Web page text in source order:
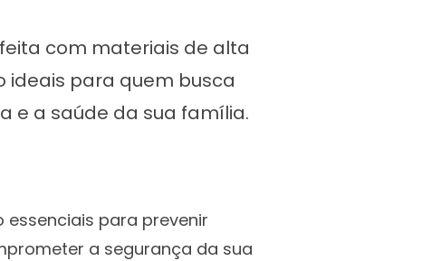
com materiais de alta
ideais para quem busca
e a saúde da sua família.
essenciais para prevenir
a segurança da sua